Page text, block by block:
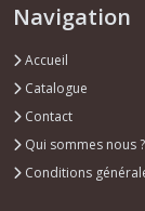
Navigation
Accueil
Catalogue
Contact
Qui sommes nous ?
Conditions